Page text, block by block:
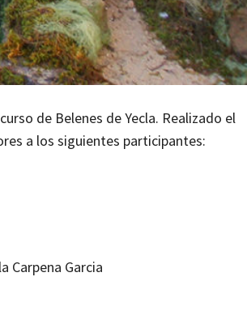
de Belenes de Yecla. Realizado el
a los siguientes participantes:
Carpena Garcia